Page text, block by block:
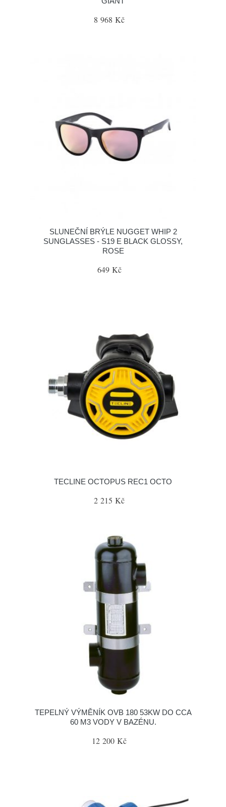
8 968 Kč
SLUNEČNÍ BRÝLE NUGGET WHIP 2
SUNGLASSES - S19 E BLACK GLOSSY,
ROSE
649 Kč
TECLINE OCTOPUS REC1 OCTO
2 215 Kč
TEPELNÝ VÝMĚNÍK OVB 180 53KW DO CCA
60 M3 VODY V BAZÉNU.
12 200 Kč